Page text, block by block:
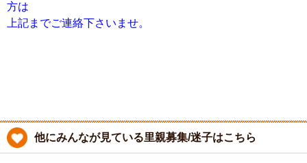
方は
上記までご連絡下さいませ。
他にみんなが見ている里親募集/迷子はこちら